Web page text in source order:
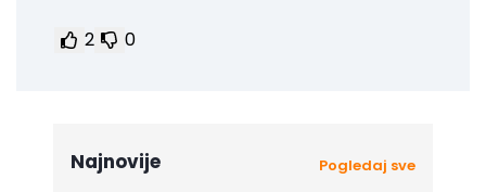
2 0
Najnovije Pogledaj sve